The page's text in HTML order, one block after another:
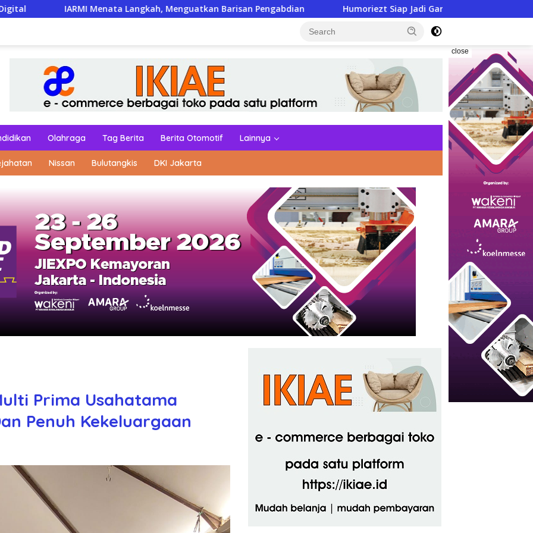
Langkah, Menguatkan Barisan Pengabdian Humoriezt Siap Jadi Garda Depan Jaga Kamtibmas di Bulan Suci
close
Olahraga Tag Berita Berita Otomotif Lainnya
Nissan Bulutangkis DKI Jakarta
Prima Usahatama
Penuh Kekeluargaan